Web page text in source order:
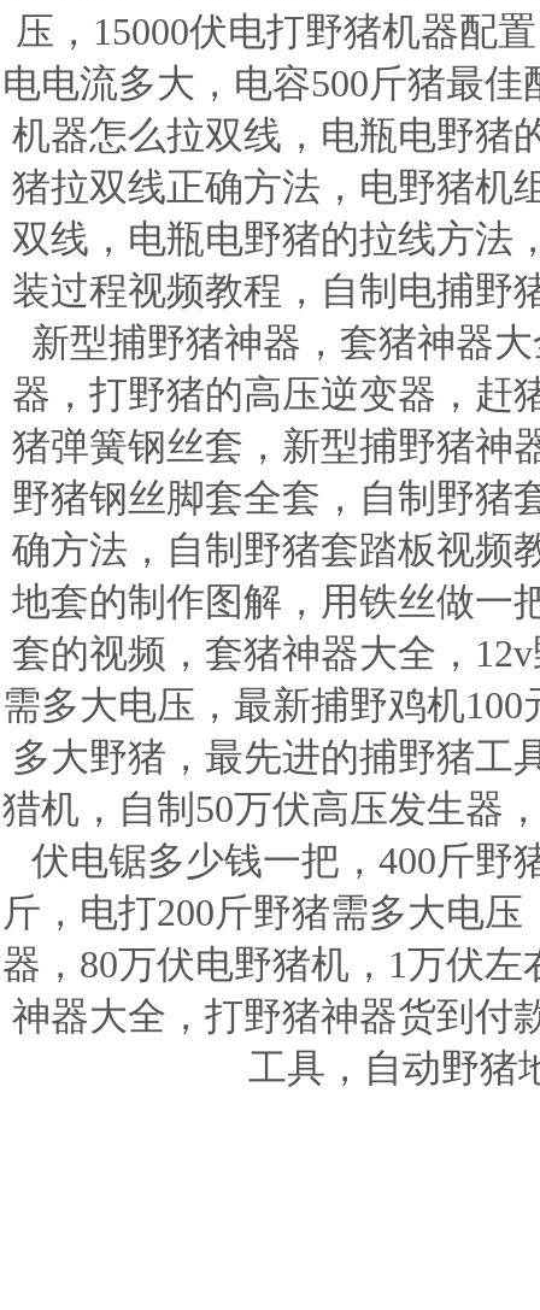
压，15000伏电打野猪机器配
电电流多大，电容500斤猪最
机器怎么拉双线，电瓶电野猪
猪拉双线正确方法，电野猪机
双线，电瓶电野猪的拉线方法
装过程视频教程，自制电捕野
新型捕野猪神器，套猪神器
器，打野猪的高压逆变器，赶
猪弹簧钢丝套，新型捕野猪神
野猪钢丝脚套全套，自制野猪
确方法，自制野猪套踏板视频
地套的制作图解，用铁丝做一
套的视频，套猪神器大全，
需多大电压，最新捕野鸡机
多大野猪，最先进的捕野猪工
猎机，自制50万伏高压发生器
伏电锯多少钱一把，400斤野
斤，电打200斤野猪需多大电
器，80万伏电野猪机，1万伏
神器大全，打野猪神器货到付
工具，自动野